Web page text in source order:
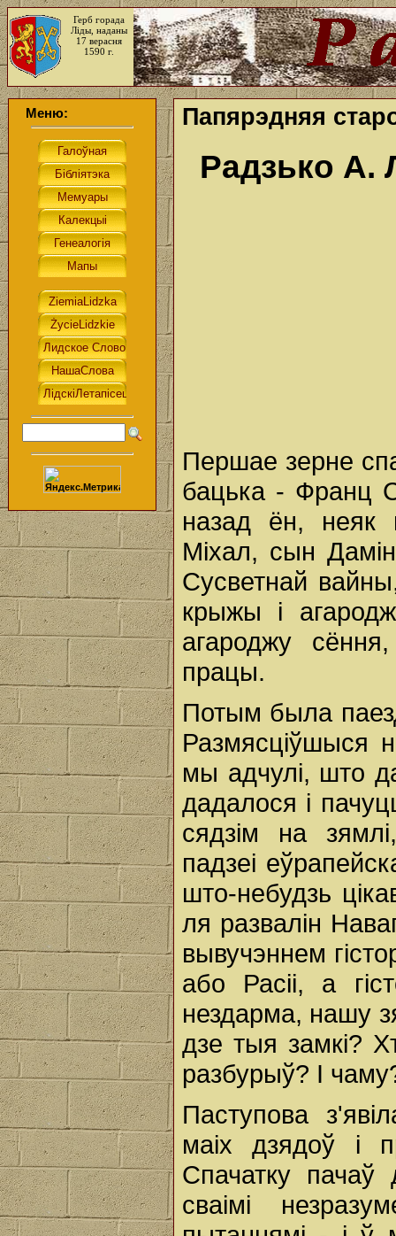
Герб горада
Ліды, наданы
17 верасня
1590 г.
Меню: Папярэдняя
Радзько А.
Першае зерне
бацька - Франц
назад ён, неяк
Міхал, сын
Сусветнай
крыжы і
агароджу
працы.
Потым была
Размясціўшыся
мы адчулі, што
дадалося і
сядзім на
падзеі
што-небудзь
ля развалін
вывучэннем
або Расіі, а
нездарма, нашу
дзе тыя замкі?
разбурыў? І
Паступова
маіх дзядоў і
Спачатку пачаў
сваімі